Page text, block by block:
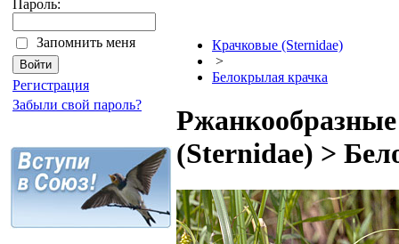
Пароль:
Запомнить меня
Регистрация
Забыли свой пароль?
Крачковые (Sternidae)
>
Белокрылая крачка
(Sternidae) >